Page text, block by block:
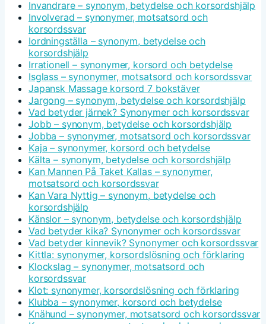
Invandrare – synonym, betydelse och korsordshjälp
Involverad – synonymer, motsatsord och
korsordssvar
Iordningställa – synonym, betydelse och
korsordshjälp
Irrationell – synonymer, korsord och betydelse
Isglass – synonymer, motsatsord och korsordssvar
Japansk Massage korsord 7 bokstäver
Jargong – synonym, betydelse och korsordshjälp
Vad betyder järnek? Synonymer och korsordssvar
Jobb – synonym, betydelse och korsordshjälp
Jobba – synonymer, motsatsord och korsordssvar
Kaja – synonymer, korsord och betydelse
Kälta – synonym, betydelse och korsordshjälp
Kan Mannen På Taket Kallas – synonymer,
motsatsord och korsordssvar
Kan Vara Nyttig – synonym, betydelse och
korsordshjälp
Känslor – synonym, betydelse och korsordshjälp
Vad betyder kika? Synonymer och korsordssvar
Vad betyder kinnevik? Synonymer och korsordssvar
Kittla: synonymer, korsordslösning och förklaring
Klockslag – synonymer, motsatsord och
korsordssvar
Klot: synonymer, korsordslösning och förklaring
Klubba – synonymer, korsord och betydelse
Knähund – synonymer, motsatsord och korsordssvar